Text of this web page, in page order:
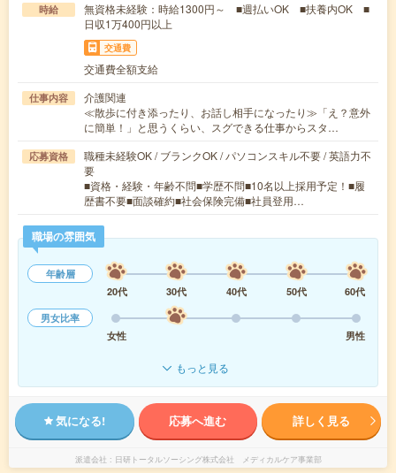
時給
無資格未経験：時給1300円～ ■週払いOK ■扶養内OK ■
日収1万400円以上
交通費
交通費全額支給
仕事内容
介護関連
≪散歩に付き添ったり、お話し相手になったり≫「え？意外
に簡単！」と思うくらい、スグできる仕事からスタ…
応募資格
職種未経験OK / ブランクOK / パソコンスキル不要 / 英語力不
要
■資格・経験・年齢不問■学歴不問■10名以上採用予定！■履
歴書不要■面談確約■社会保険完備■社員登用…
職場の雰囲気
年齢層
20代
30代 40代 50代
60代
男女比率
女性
男性
もっと見る
気になる! 応募へ進む 詳しく見る
派遣会社 日研トータルソーシング株式会社 メディカルケア事業部